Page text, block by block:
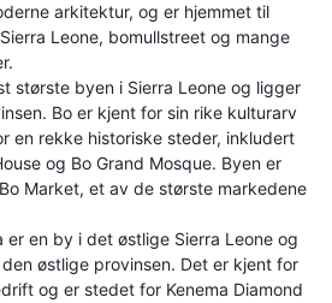
arkitektur, og er hjemmet til
Leone, bomullstreet og mange
største byen i Sierra Leone og ligger
Bo er kjent for sin rike kulturarv
en rekke historiske steder, inkludert
og Bo Grand Mosque. Byen er
Market, et av de største markedene
er en by i det østlige Sierra Leone og
østlige provinsen. Det er kjent for
og er stedet for Kenema Diamond